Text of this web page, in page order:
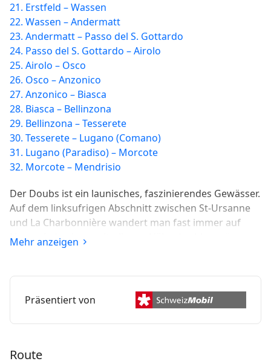
21. Erstfeld – Wassen
22. Wassen – Andermatt
23. Andermatt – Passo del S. Gottardo
24. Passo del S. Gottardo – Airolo
25. Airolo – Osco
26. Osco – Anzonico
27. Anzonico – Biasca
28. Biasca – Bellinzona
29. Bellinzona – Tesserete
30. Tesserete – Lugano (Comano)
31. Lugano (Paradiso) – Morcote
32. Morcote – Mendrisio
Der Doubs ist ein launisches, faszinierendes Gewässer.
Auf dem linksufrigen Abschnitt zwischen St-Ursanne
und La Charbonnière wandert man fast immer auf
Naturpfaden in unmittelbarer Nähe des blaugrün
schimmernden Flusses. Am Ufer leben zahlreiche
Mehr anzeigen
Präsentiert von
Route